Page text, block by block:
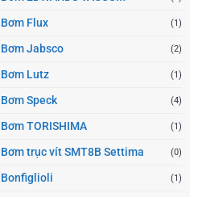
Bơm Flux (1)
Bơm Jabsco (2)
Bơm Lutz (1)
Bơm Speck (4)
Bơm TORISHIMA (1)
Bơm trục vít SMT8B Settima (0)
Bonfiglioli (1)